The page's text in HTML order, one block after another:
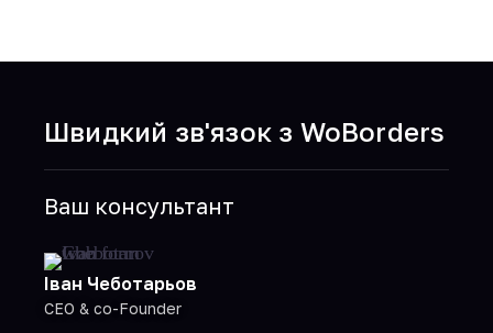
Швидкий зв'язок з WoBorders
Ваш консультант
Іван Чеботарьов
CEO & co-Founder